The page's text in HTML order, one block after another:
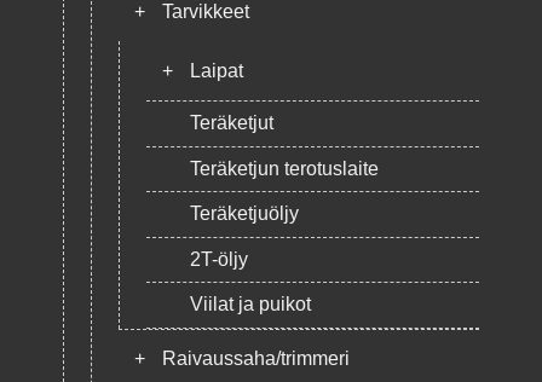
+ Tarvikkeet
+ Laipat
Teräketjut
Teräketjun terotuslaite
Teräketjuöljy
2T-öljy
Viilat ja puikot
+ Raivaussaha/trimmeri